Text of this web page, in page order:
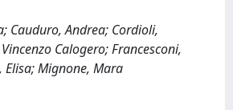
Cauduro, Andrea; Cordioli,
Calogero; Francesconi,
Mignone, Mara